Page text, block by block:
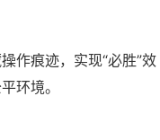
作痕迹，实现“必胜”效
环境。